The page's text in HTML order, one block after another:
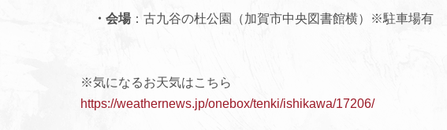
・会場：古九谷の杜公園（加賀市中央図書館横）※駐車場有
※気になるお天気はこちら
https://weathernews.jp/onebox/tenki/ishikawa/17206/